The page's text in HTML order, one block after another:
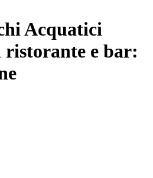
Acquatici
ristorante e bar: